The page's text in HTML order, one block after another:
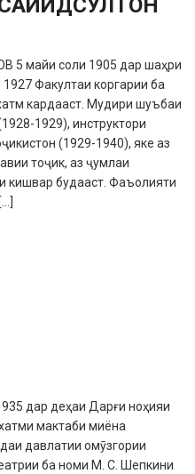
майи соли 1905 дар шаҳри
Факултаи коргарии ба
кардааст. Мудири шуъбаи
1929), инструктори
(1929-1940), яке аз
тоҷик, аз ҷумлаи
кишвар будааст. Фаъолияти
дар деҳаи Дарғи ноҳияи
мактаби миёна
давлатии омӯзгории
ба номи М. С. Шепкини